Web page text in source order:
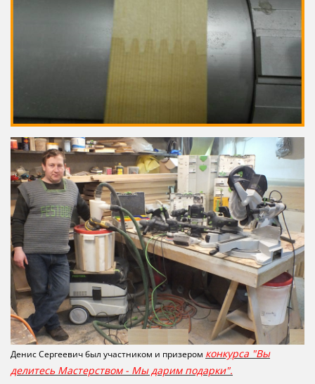
Денис Сергеевичбыл участником и призером конкурса "Вы
делитесь Мастерством - Мы дарим подарки".